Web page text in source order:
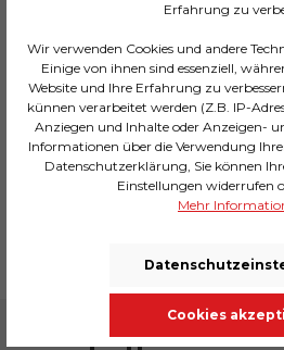
Regal Corinne
90x200cm
CHF 1’039.00*
In den Warenkorb
Erfahrung zu
Wir verwenden Cookies und andere
Einige von ihnen sind essenziell,
Website und Ihre Erfahrung zu
künnen verarbeitet werden (Z.B. IP-
Anziegen und Inhalte oder Anzeigen-
Informationen über die Verwendung
Datenschutzerklärung, Sie können
Einstellungen widerrufen
Mehr
Cookies